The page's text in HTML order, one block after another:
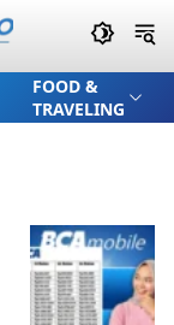
FOOD &
TRAVELING